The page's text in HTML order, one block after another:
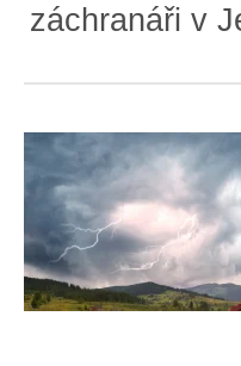
záchranáři v